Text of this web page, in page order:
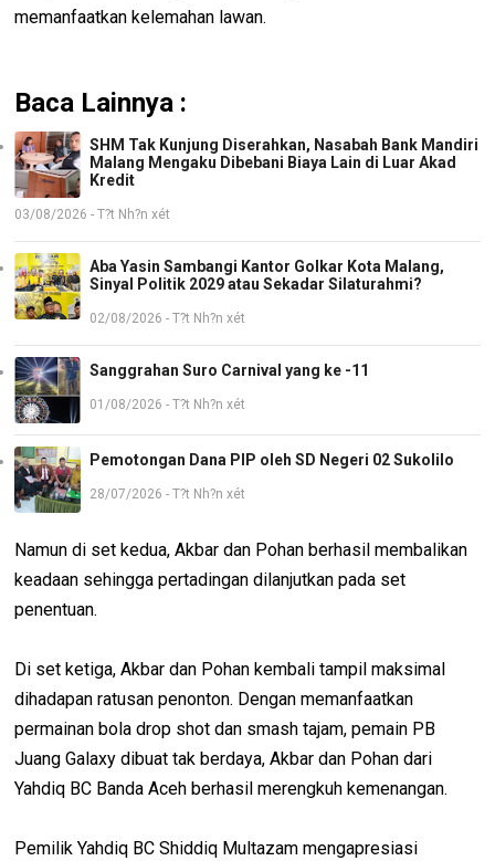
memanfaatkan kelemahan lawan.
Baca Lainnya :
SHM Tak Kunjung Diserahkan, Nasabah Bank Mandiri
Malang Mengaku Dibebani Biaya Lain di Luar Akad
Kredit
03/08/2026 - T?t Nh?n xét
Aba Yasin Sambangi Kantor Golkar Kota Malang,
Sinyal Politik 2029 atau Sekadar Silaturahmi?
02/08/2026 - T?t Nh?n xét
Sanggrahan Suro Carnival yang ke -11
01/08/2026 - T?t Nh?n xét
Pemotongan Dana PIP oleh SD Negeri 02 Sukolilo
28/07/2026 - T?t Nh?n xét
Namun di set kedua, Akbar dan Pohan berhasil membalikan
keadaan sehingga pertadingan dilanjutkan pada set
penentuan.
Di set ketiga, Akbar dan Pohan kembali tampil maksimal
dihadapan ratusan penonton. Dengan memanfaatkan
permainan bola drop shot dan smash tajam, pemain PB
Juang Galaxy dibuat tak berdaya, Akbar dan Pohan dari
Yahdiq BC Banda Aceh berhasil merengkuh kemenangan.
Pemilik Yahdiq BC Shiddiq Multazam mengapresiasi